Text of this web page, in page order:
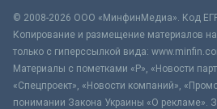
© 2008-2026 ООО «МинфинМедиа». Код
Копирование и размещение материалов на
только с гиперссылкой вида:
Материалы с пометками «Р», «Новости
«Спецпроект», «Новости компаний»,
понимании Закона Украины «О рекламе».